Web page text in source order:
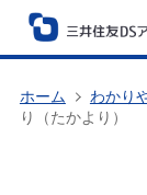
ホーム わかり
り（たかより）